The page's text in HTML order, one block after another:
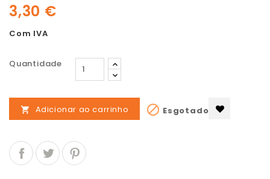
3,30 €
Com IVA
Quantidade
 Adicionar ao carrinho  Esgotado